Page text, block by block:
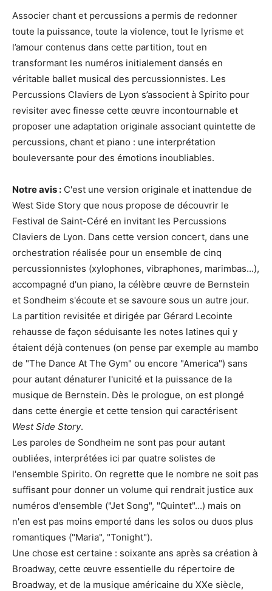
Associer chant et percussions a permis de redonner
toute la puissance, toute la violence, tout le lyrisme et
l’amour contenus dans cette partition, tout en
transformant les numéros initialement dansés en
véritable ballet musical des percussionnistes. Les
Percussions Claviers de Lyon s’associent à Spirito pour
revisiter avec finesse cette œuvre incontournable et
proposer une adaptation originale associant quintette de
percussions, chant et piano : une interprétation
bouleversante pour des émotions inoubliables.
Notre avis : C'est une version originale et inattendue de
West Side Story que nous propose de découvrir le
Festival de Saint-Céré en invitant les Percussions
Claviers de Lyon. Dans cette version concert, dans une
orchestration réalisée pour un ensemble de cinq
percussionnistes (xylophones, vibraphones, marimbas...),
accompagné d'un piano, la célèbre œuvre de Bernstein
et Sondheim s'écoute et se savoure sous un autre jour.
La partition revisitée et dirigée par Gérard Lecointe
rehausse de façon séduisante les notes latines qui y
étaient déjà contenues (on pense par exemple au mambo
de "The Dance At The Gym" ou encore "America") sans
pour autant dénaturer l'unicité et la puissance de la
musique de Bernstein. Dès le prologue, on est plongé
dans cette énergie et cette tension qui caractérisent
West Side Story.
Les paroles de Sondheim ne sont pas pour autant
oubliées, interprétées ici par quatre solistes de
l'ensemble Spirito. On regrette que le nombre ne soit pas
suffisant pour donner un volume qui rendrait justice aux
numéros d'ensemble ("Jet Song", "Quintet"...) mais on
n'en est pas moins emporté dans les solos ou duos plus
romantiques ("Maria", "Tonight").
Une chose est certaine : soixante ans après sa création à
Broadway, cette œuvre essentielle du répertoire de
Broadway, et de la musique américaine du XXe siècle,